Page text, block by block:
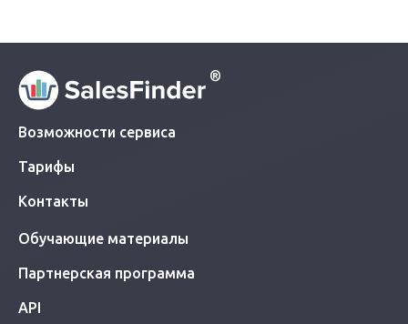
®
Возможности сервиса
Тарифы
Контакты
Обучающие материалы
Партнерская программа
API